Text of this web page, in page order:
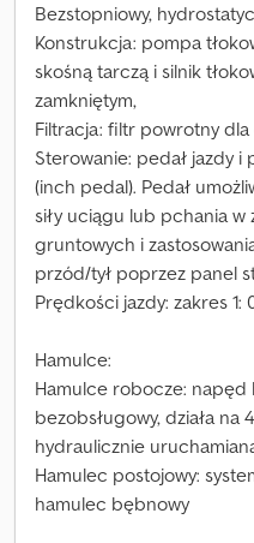
Bezstopniowy,
Konstrukcja: pompa
skośną tarczą i silnik
zamkniętym,
Filtracja: filtr powrotny
Sterowanie: pedał jazdy i
(inch pedal). Pedał
siły uciągu lub pchania
gruntowych i
przód/tył poprzez panel
Prędkości jazdy: zakres
Hamulce:
Hamulce robocze: napęd
bezobsługowy, działa na
hydraulicznie
Hamulec postojowy:
hamulec bębnowy